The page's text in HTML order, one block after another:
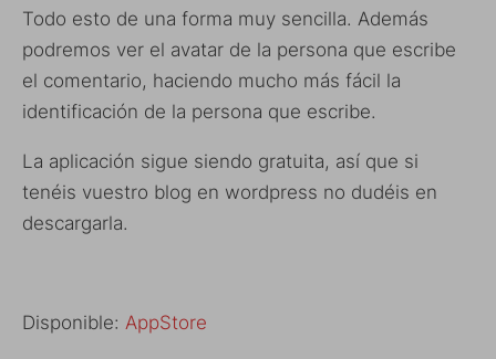
Todo esto de una forma muy sencilla. Además
podremos ver el avatar de la persona que escribe
el comentario, haciendo mucho más fácil la
identificación de la persona que escribe.
La aplicación sigue siendo gratuita, así que si
tenéis vuestro blog en wordpress no dudéis en
descargarla.
Disponible: AppStore